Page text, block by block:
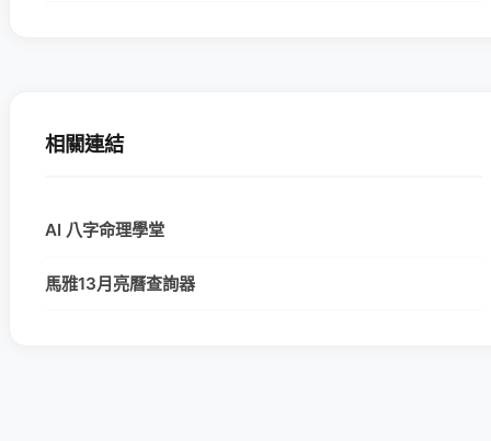
相關連結
AI 八字命理學堂
馬雅13月亮曆查詢器